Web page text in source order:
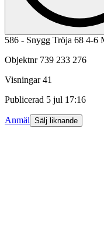
586 - Snygg Tröja 68 4-6
Objektnr 739 233 276
Visningar 41
Publicerad 5 jul 17:16
Anmäl Sälj liknande